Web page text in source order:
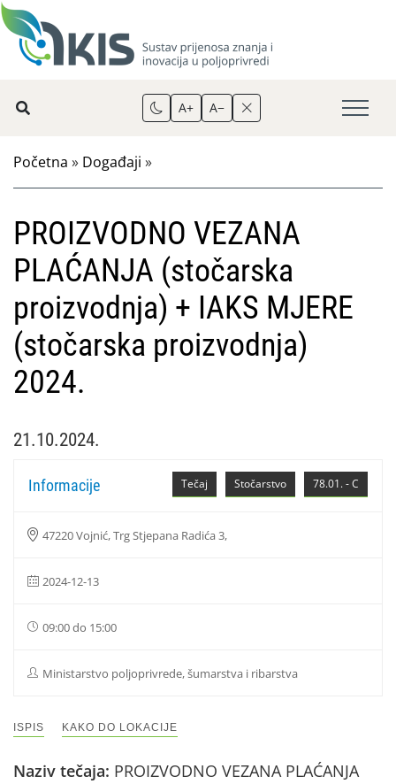
A+ A−
Početna » Događaji »
PROIZVODNO VEZANA
PLAĆANJA (stočarska
proizvodnja) + IAKS MJERE
(stočarska proizvodnja)
2024.
21.10.2024.
78.01. - C
Stočarstvo
Tečaj
Informacije
47220 Vojnić, Trg Stjepana Radića 3,
2024-12-13
09:00 do 15:00
Ministarstvo poljoprivrede, šumarstva i ribarstva
ISPIS KAKO DO LOKACIJE
Naziv tečaja: PROIZVODNO VEZANA PLAĆANJA